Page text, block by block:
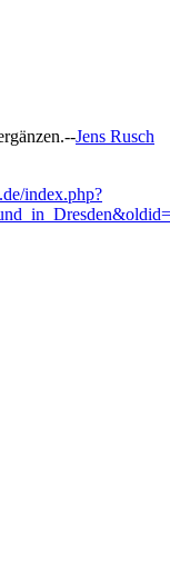
Jens Rusch
index.php?